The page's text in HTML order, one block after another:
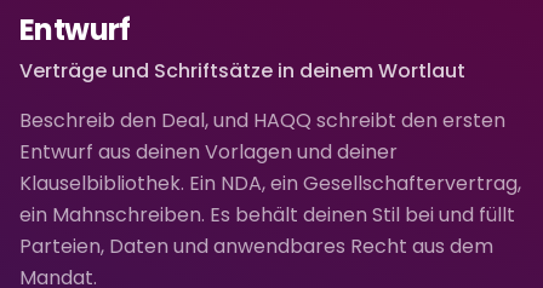
Entwurf
Verträge und Schriftsätze in deinem Wortlaut
Beschreib den Deal, und HAQQ schreibt den ersten
Entwurf aus deinen Vorlagen und deiner
Klauselbibliothek. Ein NDA, ein Gesellschaftervertrag,
ein Mahnschreiben. Es behält deinen Stil bei und füllt
Parteien, Daten und anwendbares Recht aus dem
Mandat.